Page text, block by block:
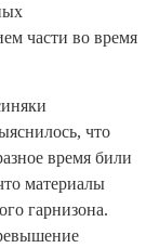
части во время
что
время били
материалы
гарнизона.